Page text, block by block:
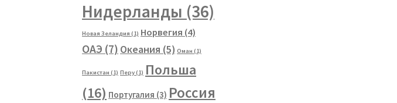
Нидерланды (36)
Новая Зеландия (1) Норвегия (4)
ОАЭ (7) Океания (5) Оман (1)
Пакистан (1) Перу(1) Польша
(16) Португалия (3) Россия